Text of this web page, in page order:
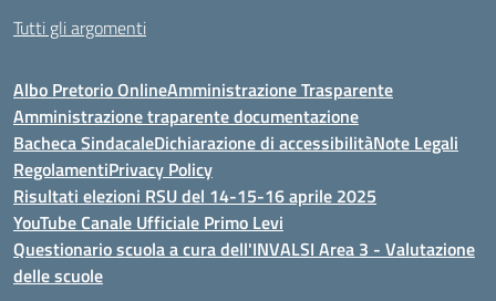
Tutti gli argomenti
Albo Pretorio OnlineAmministrazione Trasparente
Amministrazione traparente documentazione
Bacheca SindacaleDichiarazione di accessibilitàNote Legali
RegolamentiPrivacy Policy
Risultati elezioni RSU del 14-15-16 aprile 2025
YouTube Canale Ufficiale Primo Levi
Questionario scuola a cura dell'INVALSI Area 3 - Valutazione
delle scuole